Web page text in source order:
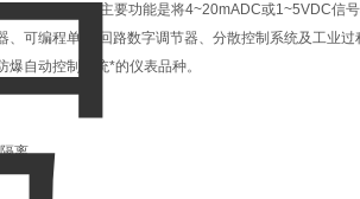
卡装式仪表，主要功能是将4~20mADC或1~5VDC信
可编程单/多回路数字调节器、分散控制系统及工业过
自动控制系统*的仪表品种。
离。